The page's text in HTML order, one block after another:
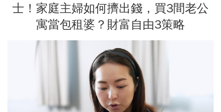
士！家庭主婦如何擠出錢，買3間老公
寓當包租婆？財富自由3策略